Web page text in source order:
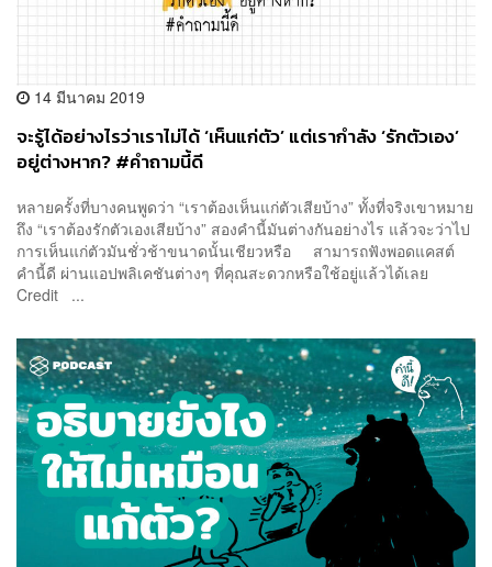
14 มีนาคม 2019
จะรู้ได้อย่างไรว่าเราไม่ได้ ‘เห็นแก่ตัว’ แต่เรากำลัง ‘รักตัวเอง’
อยู่ต่างหาก? #คำถามนี้ดี
หลายครั้งที่บางคนพูดว่า “เราต้องเห็นแก่ตัวเสียบ้าง” ทั้งที่จริงเขาหมาย
ถึง “เราต้องรักตัวเองเสียบ้าง” สองคำนี้มันต่างกันอย่างไร แล้วจะว่าไป
การเห็นแก่ตัวมันชั่วช้าขนาดนั้นเชียวหรือ สามารถฟังพอดแคสต์
คำนี้ดี ผ่านแอปพลิเคชันต่างๆ ที่คุณสะดวกหรือใช้อยู่แล้วได้เลย
Credit ...